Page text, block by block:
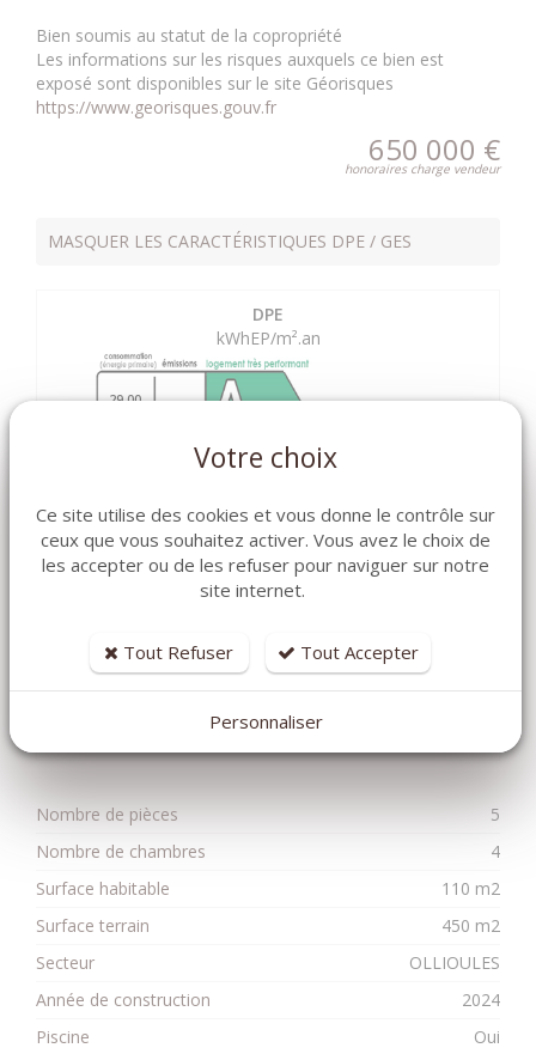
Bien soumis au statut de la copropriété
Les informations sur les risques auxquels ce bien est
exposé sont disponibles sur le site Géorisques
https://www.georisques.gouv.fr
650 000 €
honoraires charge vendeur
MASQUER LES CARACTÉRISTIQUES DPE / GES
DPE
kWhEP/m².an
29.00
Nombre de pièces
5
Nombre de chambres
4
Surface habitable
110 m2
Surface terrain
450 m2
Secteur
OLLIOULES
Année de construction
2024
Piscine
Oui
Votre choix
Ce site utilise des cookies et vous donne le contrôle sur
ceux que vous souhaitez activer. Vous avez le choix de
les accepter ou de les refuser pour naviguer sur notre
site internet.
Tout Refuser Tout Accepter
Personnaliser